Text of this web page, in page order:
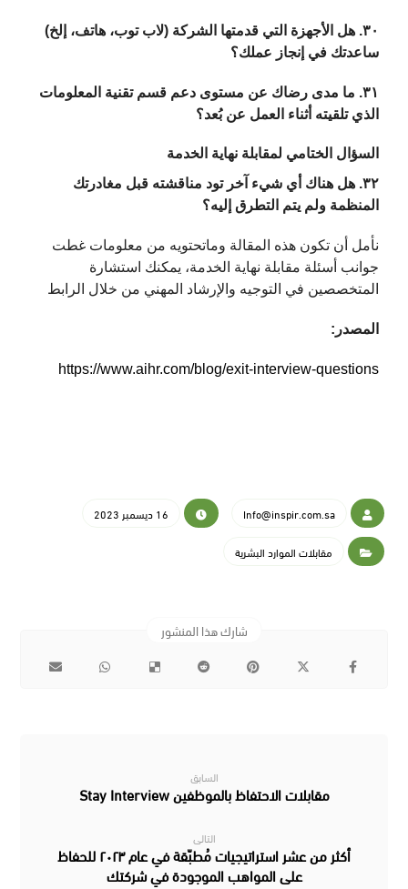
٣٠. هل الأجهزة التي قدمتها الشركة (لاب توب، هاتف، إلخ)
ساعدتك في إنجاز عملك؟
٣١. ما مدى رضاك عن مستوى دعم قسم تقنية المعلومات
الذي تلقيته أثناء العمل عن بُعد؟
السؤال الختامي لمقابلة نهاية الخدمة
٣٢. هل هناك أي شيء آخر تود مناقشته قبل مغادرتك
المنظمة ولم يتم التطرق إليه؟
نأمل أن تكون هذه المقالة وماتحتويه من معلومات غطت
جوانب أسئلة مقابلة نهاية الخدمة، يمكنك استشارة
المتخصصين في التوجيه والإرشاد المهني من خلال الرابط
المصدر:
https://www.aihr.com/blog/exit-interview-questions
Info@inspir.com.sa
16 ديسمبر 2023
مقابلات الموارد البشرية
السابق
مقابلات الاحتفاظ بالموظفين Stay Interview
التالى
أكثر من عشر استراتيجيات مُطبّقة في عام ٢٠٢٣ للحفاظ
على المواهب الموجودة في شركتك